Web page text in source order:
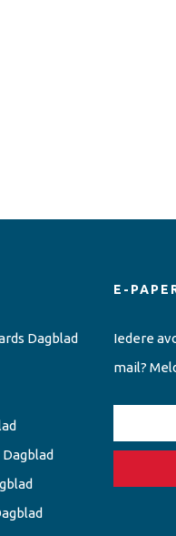
Dagblad
E-
Iedere
mail?